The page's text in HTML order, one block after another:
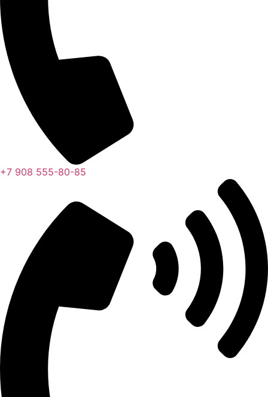
+7 908 555-80-85